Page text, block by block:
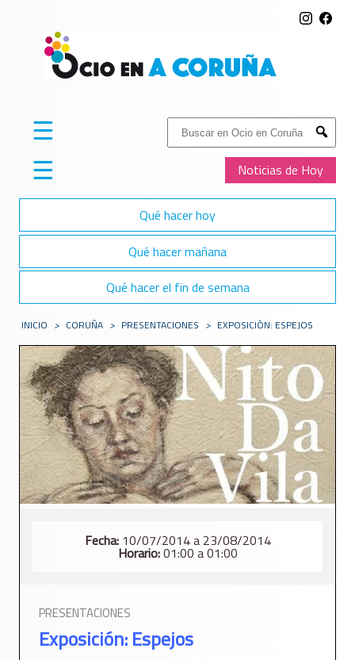
Buscar:
Submit
Noticias de Hoy
☰
☰
Qué hacer hoy
Qué hacer mañana
Qué hacer el fin de semana
INICIO > CORUÑA > PRESENTACIONES > EXPOSICIÓN: ESPEJOS
Fecha:10/07/2014 a 23/08/2014
Horario:01:00 a 01:00
PRESENTACIONES
Exposición: Espejos